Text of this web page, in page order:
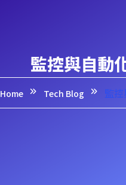
監控與自動
Home Tech Blog 監